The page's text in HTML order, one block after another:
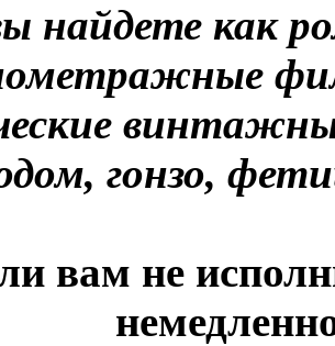
найдете как
гонзо,
вам не